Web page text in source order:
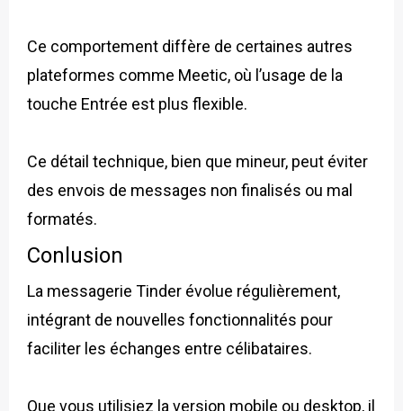
Ce comportement diffère de certaines autres
plateformes comme Meetic, où l’usage de la
touche Entrée est plus flexible.
Ce détail technique, bien que mineur, peut éviter
des envois de messages non finalisés ou mal
formatés.
Conlusion
La messagerie Tinder évolue régulièrement,
intégrant de nouvelles fonctionnalités pour
faciliter les échanges entre célibataires.
Que vous utilisiez la version mobile ou desktop, il